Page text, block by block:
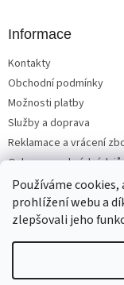
Používáme
prohlížení webu a
zlepšovali jeho
Informace
Kontakty
Obchodní podmínky
Možnosti platby
Služby a doprava
Reklamace a vrácení
Ochrana osobních údajů